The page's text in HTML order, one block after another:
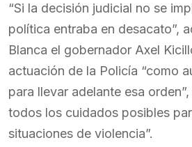
“Si la decisión judicial no se
política entraba en desacato”,
Blanca el gobernador Axel
actuación de la Policía “como
para llevar adelante esa
todos los cuidados posibles
situaciones de violencia”.